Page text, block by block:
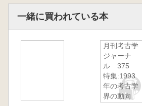
一緒に買われている本
月刊考古学
ジャーナ
ル 375
特集:1993
年の考古学
界の動向